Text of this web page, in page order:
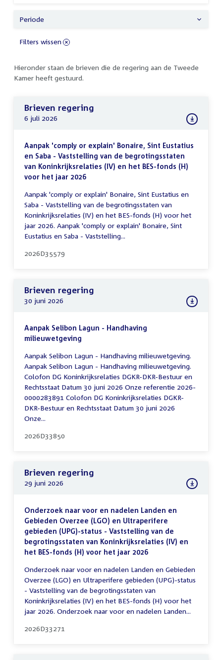
Hieronder staan de brieven die de regering aan de Tweede
Kamer heeft gestuurd.
Brieven regering
6 juli 2026
Aanpak 'comply or explain' Bonaire, Sint Eustatius
en Saba - Vaststelling van de begrotingsstaten
van Koninkrijksrelaties (IV) en het BES-fonds (H)
voor het jaar 2026
Aanpak 'comply or explain' Bonaire, Sint Eustatius en
Saba - Vaststelling van de begrotingsstaten van
Koninkrijksrelaties (IV) en het BES-fonds (H) voor het
jaar 2026. Aanpak 'comply or explain' Bonaire, Sint
Eustatius en Saba - Vaststelling...
2026D35579
Brieven regering
30 juni 2026
Aanpak Selibon Lagun - Handhaving
milieuwetgeving
Aanpak Selibon Lagun - Handhaving milieuwetgeving.
Aanpak Selibon Lagun - Handhaving milieuwetgeving.
Colofon DG Koninkrijksrelaties DGKR-DKR-Bestuur en
Rechtsstaat Datum 30 juni 2026 Onze referentie 2026-
0000283891 Colofon DG Koninkrijksrelaties DGKR-
DKR-Bestuur en Rechtsstaat Datum 30 juni 2026
Onze...
2026D33850
Brieven regering
29 juni 2026
Onderzoek naar voor en nadelen Landen en
Gebieden Overzee (LGO) en Ultraperifere
gebieden (UPG)-status - Vaststelling van de
begrotingsstaten van Koninkrijksrelaties (IV) en
het BES-fonds (H) voor het jaar 2026
Onderzoek naar voor en nadelen Landen en Gebieden
Overzee (LGO) en Ultraperifere gebieden (UPG)-status
- Vaststelling van de begrotingsstaten van
Koninkrijksrelaties (IV) en het BES-fonds (H) voor het
jaar 2026. Onderzoek naar voor en nadelen Landen...
2026D33271
Periode
Filters wissen